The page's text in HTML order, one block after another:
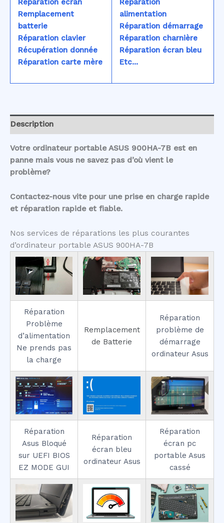
Réparation écran
Remplacement
batterie
Réparation clavier
Récupération donnée
Réparation carte mère
Réparation
alimentation
Réparation démarrage
Réparation charnière
Réparation écran bleu
Etc...
Description
Votre ordinateur portable ASUS 900HA-7B est en
panne mais vous ne savez pas d’où vient le
problème?
Contactez-nous vite pour une prise en charge rapide
et réparation rapide et fiable.
Nos services de réparations les plus courantes
d’ordinateur portable ASUS 900HA-7B
Réparation
Problème
d’alimentation
Ne prends pas
la charge
Remplacement
de Batterie
Réparation
problème de
démarrage
ordinateur Asus
Réparation
Asus Bloqué
sur UEFI BIOS
EZ MODE GUI
Réparation
écran bleu
ordinateur Asus
Réparation
écran pc
portable Asus
cassé